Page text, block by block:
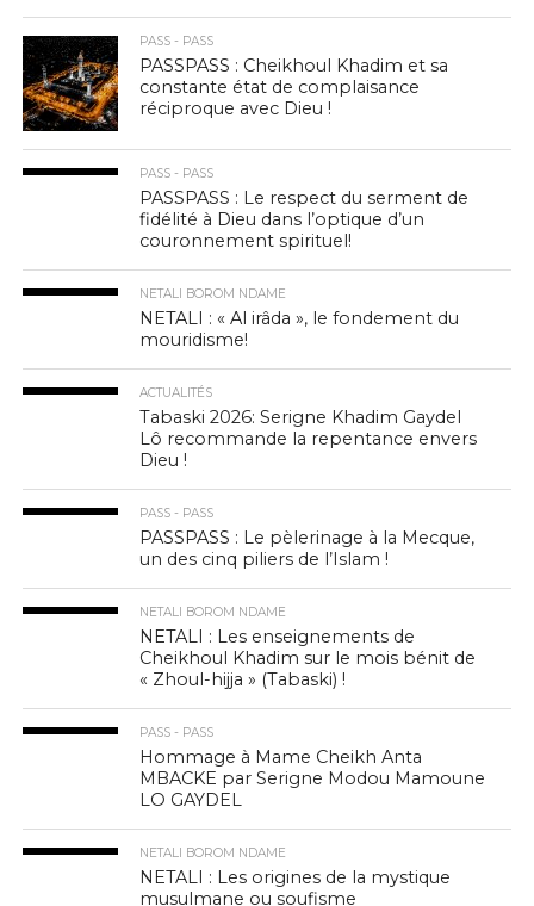
PASS - PASS
PASSPASS : Cheikhoul Khadim et sa
constante état de complaisance
réciproque avec Dieu !
PASS - PASS
PASSPASS : Le respect du serment de
fidélité à Dieu dans l’optique d’un
couronnement spirituel!
NETALI BOROM NDAME
NETALI : « Al irâda », le fondement du
mouridisme!
ACTUALITÉS
Tabaski 2026: Serigne Khadim Gaydel
Lô recommande la repentance envers
Dieu !
PASS - PASS
PASSPASS : Le pèlerinage à la Mecque,
un des cinq piliers de l’Islam !
NETALI BOROM NDAME
NETALI : Les enseignements de
Cheikhoul Khadim sur le mois bénit de
« Zhoul-hijja » (Tabaski) !
PASS - PASS
Hommage à Mame Cheikh Anta
MBACKE par Serigne Modou Mamoune
LO GAYDEL
NETALI BOROM NDAME
NETALI : Les origines de la mystique
musulmane ou soufisme